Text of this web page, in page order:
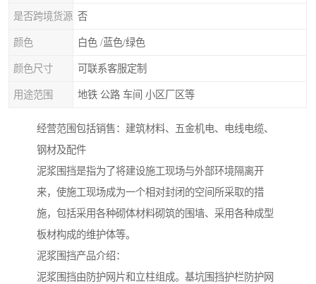
是否跨境货源 否
颜色 白色 /蓝色/绿色
颜色尺寸 可联系客服定制
用途范围 地铁 公路 车间 小区厂区等
经营范围包括销售：建筑材料、五金机电、电线电缆、
钢材及配件
泥浆围挡是指为了将建设施工现场与外部环境隔离开
来，使施工现场成为一个相对封闭的空间所采取的措
施，包括采用各种砌体材料砌筑的围墙、采用各种成型
板材构成的维护体等。
泥浆围挡产品介绍：
泥浆围挡由防护网片和立柱组成。基坑围挡护栏防护网